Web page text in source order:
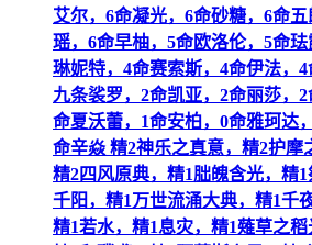
艾尔，6命凝光，6命砂糖，6命
瑶，6命早柚，5命欧洛伦，5命
琳妮特，4命赛索斯，4命伊法，
九条裟罗，2命凯亚，2命丽莎，
命夏沃蕾，1命安柏，0命雅珂达
命辛焱 精2神乐之真意，精2护摩
精2四风原典，精1朏魄含光，精
千阳，精1万世流涌大典，精1千
精1若水，精1息灾，精1薙草之稻